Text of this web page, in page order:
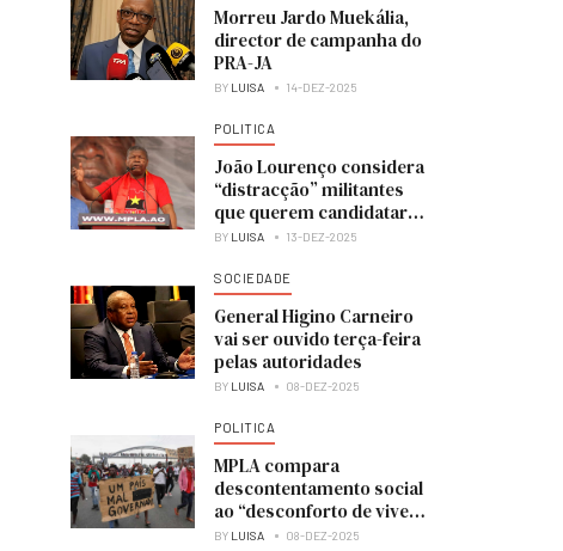
Morreu Jardo Muekália,
director de campanha do
PRA-JA
BY LUISA 14-DEZ-2025
POLITICA
João Lourenço considera
“distracção” militantes
que querem candidatar-
se à liderança do MPLA
BY LUISA 13-DEZ-2025
SOCIEDADE
General Higino Carneiro
vai ser ouvido terça-feira
pelas autoridades
BY LUISA 08-DEZ-2025
POLITICA
MPLA compara
descontentamento social
ao “desconforto de viver
numa casa em obras”
BY LUISA 08-DEZ-2025